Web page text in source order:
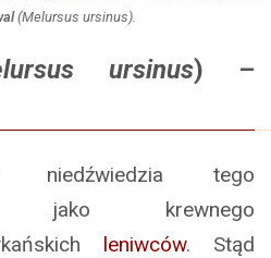
(Melursus ursinus).
ursinus) –
niedźwiedzia tego
jako krewnego
leniwców. Stąd